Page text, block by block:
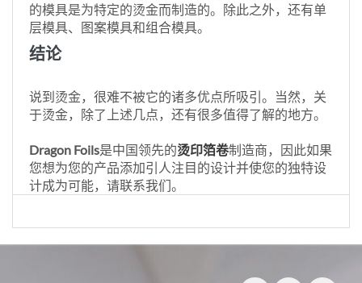
的模具是为特定的烫金而制造的。除此之外，还有单
层模具、图案模具和组合模具。
结论
说到烫金，很难不被它的诸多优点所吸引。当然，关
于烫金，除了上述几点，还有很多值得了解的地方。
Dragon Foils是中国领先的烫印箔卷制造商，因此如果
您想为您的产品添加引人注目的设计并使您的独特设
计成为可能，请联系我们。